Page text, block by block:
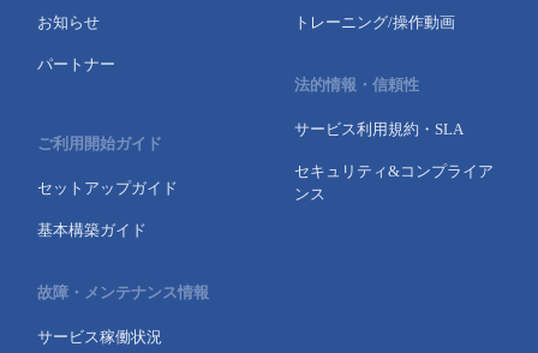
お知らせ
パートナー
ご利用開始ガイド
セットアップガイド
基本構築ガイド
故障・メンテナンス情報
サービス稼働状況
トレーニング/操作動画
法的情報・信頼性
サービス利用規約・SLA
セキュリティ&コンプライア
ンス